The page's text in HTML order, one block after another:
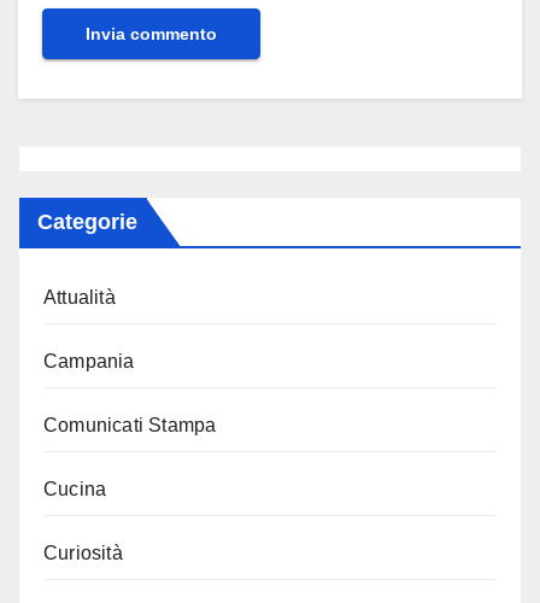
Categorie
Attualità
Campania
Comunicati Stampa
Cucina
Curiosità